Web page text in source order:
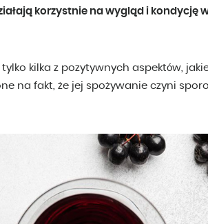
korzystnie na wygląd i kondycję
kilka z pozytywnych aspektów,
na fakt, że jej spożywanie czyni